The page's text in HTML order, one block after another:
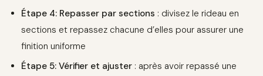
Étape 4: Repasser par sections : divisez le rideau en
sections et repassez chacune d’elles pour assurer une
finition uniforme
Étape 5: Vérifier et ajuster : après avoir repassé une